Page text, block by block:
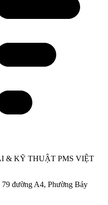
& KỸ THUẬT PMS VIỆT
79 đường A4, Phường Bảy